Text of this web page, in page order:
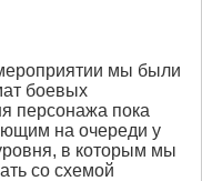
мы были
боевых
персонажа пока
на очереди у
в которым мы
со схемой